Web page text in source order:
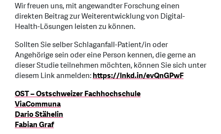
Wir freuen uns, mit angewandter Forschung einen
direkten Beitrag zur Weiterentwicklung von Digital-
Health-Lösungen leisten zu können.
Sollten Sie selber Schlaganfall-Patient/in oder
Angehörige sein oder eine Person kennen, die gerne an
dieser Studie teilnehmen möchten, können Sie sich unter
diesem Link anmelden:https://lnkd.in/evQnGPwF
OST – Ostschweizer Fachhochschule
ViaCommuna
Dario Stähelin
Fabian Graf